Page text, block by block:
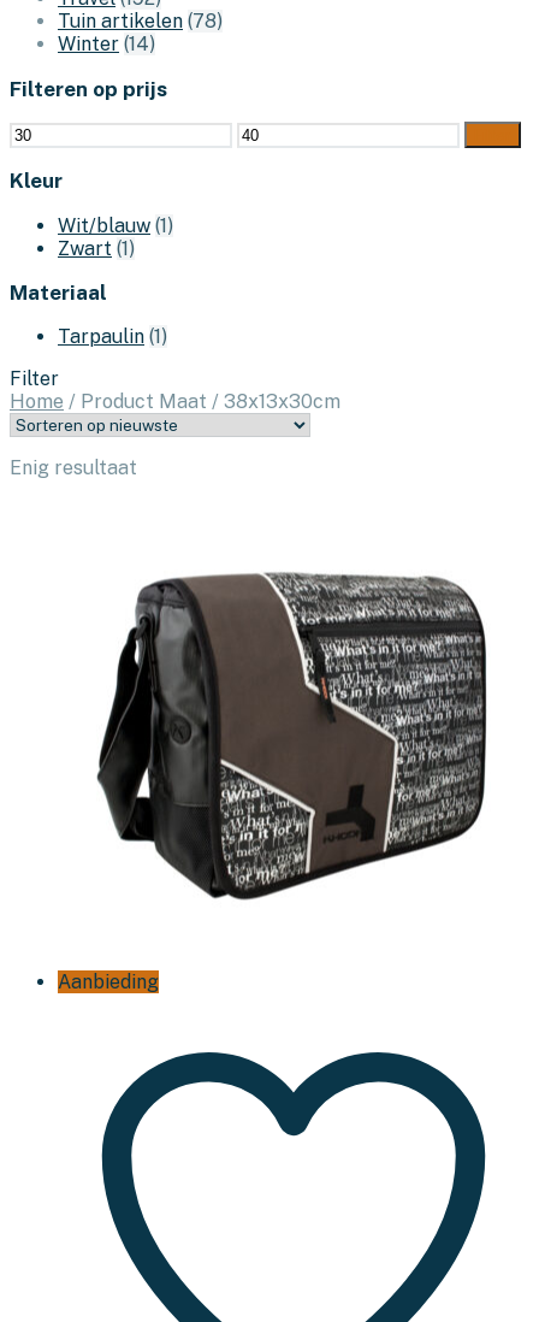
Tuin artikelen (78)
Winter (14)
Filteren op prijs
Min.
prijs
Max.
prijs
Kleur
Wit/blauw (1)
Zwart (1)
Materiaal
Tarpaulin (1)
Filter
Home / Product Maat / 38x13x30cm
Enig resultaat
Aanbieding